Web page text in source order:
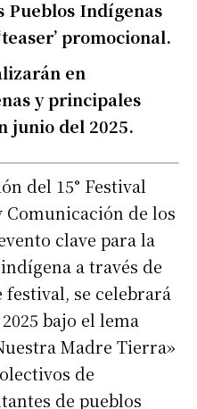
Pueblos Indígenas
promocional.
en
y principales
junio del 2025.
del 15° Festival
de los
clave para la
a través de
se celebrará
bajo el lema
Madre Tierra»
de
de pueblos